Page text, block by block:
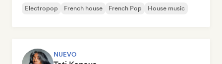
Electropop
French house French Pop House music
NUEVO